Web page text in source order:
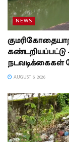
NEWS
கண்டறியப்பட்டு
நடவடிக்கைகள்
AUGUST 6, 2026